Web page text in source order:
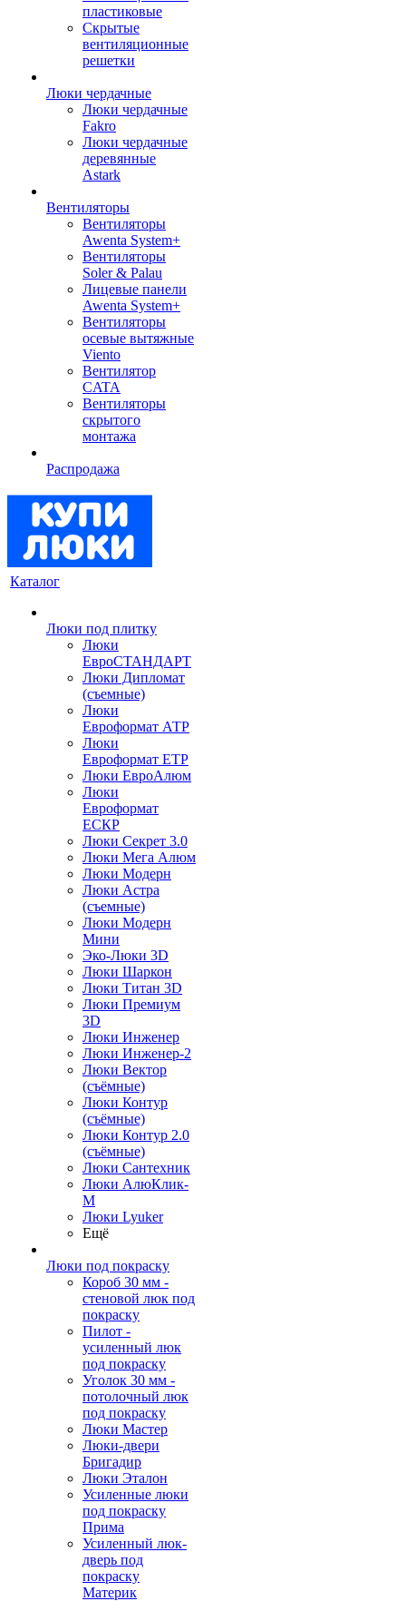
пластиковые
Скрытые
вентиляционные
решетки
Люки чердачные
Люки чердачные
Fakro
Люки чердачные
деревянные
Astark
Вентиляторы
Вентиляторы
Awenta System+
Вентиляторы
Soler & Palau
Лицевые панели
Awenta System+
Вентиляторы
осевые вытяжные
Viento
Вентилятор
CATA
Вентиляторы
скрытого
монтажа
Распродажа
Каталог
Люки под плитку
Люки
ЕвроСТАНДАРТ
Люки Дипломат
(съемные)
Люки
Евроформат АТР
Люки
Евроформат ЕТР
Люки ЕвроАлюм
Люки
Евроформат
ЕСКР
Люки Секрет 3.0
Люки Мега Алюм
Люки Модерн
Люки Астра
(съемные)
Люки Модерн
Мини
Эко-Люки 3D
Люки Шаркон
Люки Титан 3D
Люки Премиум
3D
Люки Инженер
Люки Инженер-2
Люки Вектор
(съёмные)
Люки Контур
(съёмные)
Люки Контур 2.0
(съёмные)
Люки Сантехник
Люки АлюКлик-
М
Люки Lyuker
Ещё
Люки под покраску
Короб 30 мм -
стеновой люк под
покраску
Пилот -
усиленный люк
под покраску
Уголок 30 мм -
потолочный люк
под покраску
Люки Мастер
Люки-двери
Бригадир
Люки Эталон
Усиленные люки
под покраску
Прима
Усиленный люк-
дверь под
покраску
Материк